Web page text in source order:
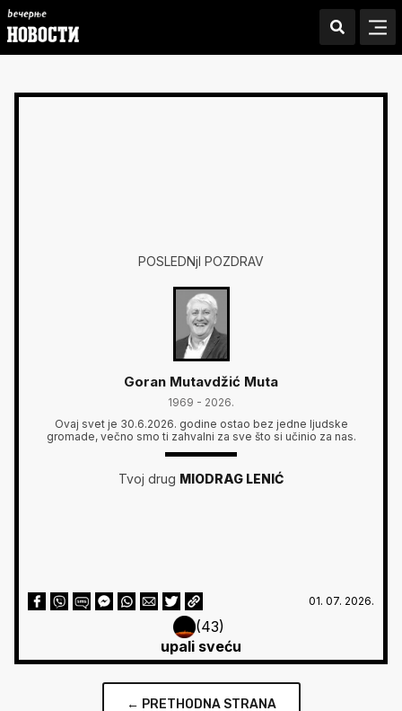
POSLEDNjI POZDRAV
Goran Mutavdžić Muta
1969 - 2026.
Ovaj svet je 30.6.2026. godine ostao bez jedne ljudske
gromade, večno smo ti zahvalni za sve što si učinio za nas.
Tvoj drug MIODRAG LENIĆ
01. 07. 2026.
(43)
upali sveću
← PRETHODNA STRANA